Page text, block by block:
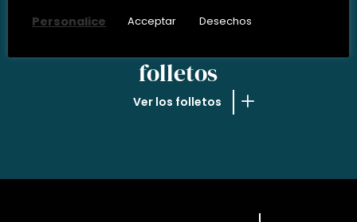
folletos
Ver los folletos
Personalice
Acceptar Desechos